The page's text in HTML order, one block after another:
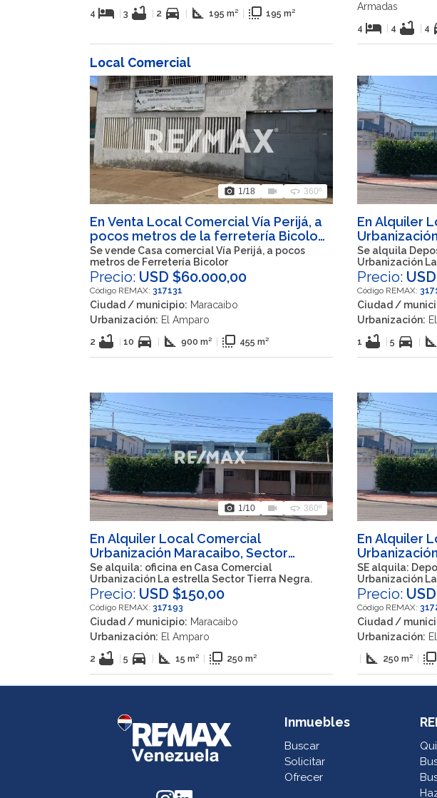
4 hotel | 3 bathtub | 2 directions_car | square_foot 195 m² | flip_to_front 195 m²
Armadas
4 hotel | 4 bathtub | 4
Local Comercial
photo_camera 1/18 videocam 360 360º
En Venta Local Comercial Vía Perijá, a
pocos metros de la ferretería Bicolor,
Municipio San Francisco, Estado Zulia
Se vende Casa comercial Vía Perijá, a pocos
metros de Ferretería Bicolor
Precio: USD $60.000,00
Código REMAX: 317131
Ciudad / municipio: Maracaibo
Urbanización: El Amparo
2 bathtub | 10 directions_car | square_foot 900 m² | flip_to_front 455 m²
En Alquiler
Tierra
Se alquila
Urbanización
Precio:
Código REMAX:
Ciudad /
Urbanización:
1 bathtub | 5 directions_car | square_foot
photo_camera 1/10 videocam 360 360º
En Alquiler Local Comercial
Urbanización Maracaibo, Sector
Tierra Negra, Maracaibo Estado Zulia
Se alquila: oficina en Casa Comercial
Urbanización La estrella Sector Tierra Negra.
Precio: USD $150,00
Código REMAX: 317193
Ciudad / municipio: Maracaibo
Urbanización: El Amparo
2 bathtub | 5 directions_car | square_foot 15 m² | flip_to_front 250 m²
En Alquiler
Tierra
SE alquila:
Urbanización
Precio:
Código REMAX:
Ciudad /
Urbanización:
| square_foot 250 m² | flip_to_front
Inmuebles
Buscar
Solicitar
Ofrecer